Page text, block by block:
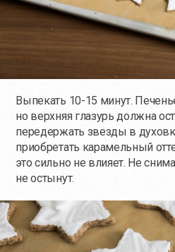
Выпекать 10-15 минут.
но верхняя глазурь должна
передержать звезды в
приобретать карамельный
это сильно не влияет. Не
не остынут.